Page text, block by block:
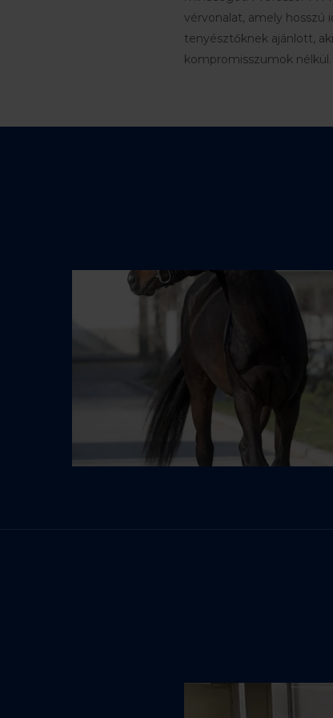
vérvonalat, amely hosszú
tenyésztőknek ajánlott,
kompromisszumok nélkül.
Professzor5